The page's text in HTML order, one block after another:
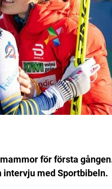
för första
intervju med Sportbibeln.